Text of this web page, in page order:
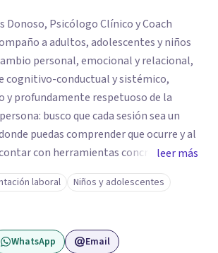
Donoso, Psicólogo Clínico y Coach
a adultos, adolescentes y niños
personal, emocional y relacional,
cognitivo-conductual y sistémico,
y profundamente respetuoso de la
busco que cada sesión sea un
puedas comprender que ocurre y al
con herramientas concretar para
en la resiliencia y en la
tenemos de crecer incluso en
Si quieres comenzar tu proceso de
de acompañarte! Puedes
una primera sesión
leer más
laboral
Niños y adolescentes
WhatsApp Email